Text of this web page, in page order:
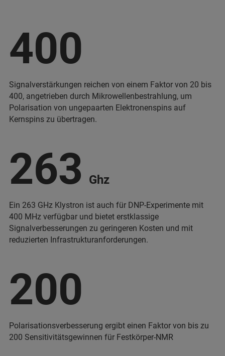
400
Signalverstärkungen reichen von einem Faktor von 20 bis
400, angetrieben durch Mikrowellenbestrahlung, um
Polarisation von ungepaarten Elektronenspins auf
Kernspins zu übertragen.
263 Ghz
Ein 263 GHz Klystron ist auch für DNP-Experimente mit
400 MHz verfügbar und bietet erstklassige
Signalverbesserungen zu geringeren Kosten und mit
reduzierten Infrastrukturanforderungen.
200
Polarisationsverbesserung ergibt einen Faktor von bis zu
200 Sensitivitätsgewinnen für Festkörper-NMR